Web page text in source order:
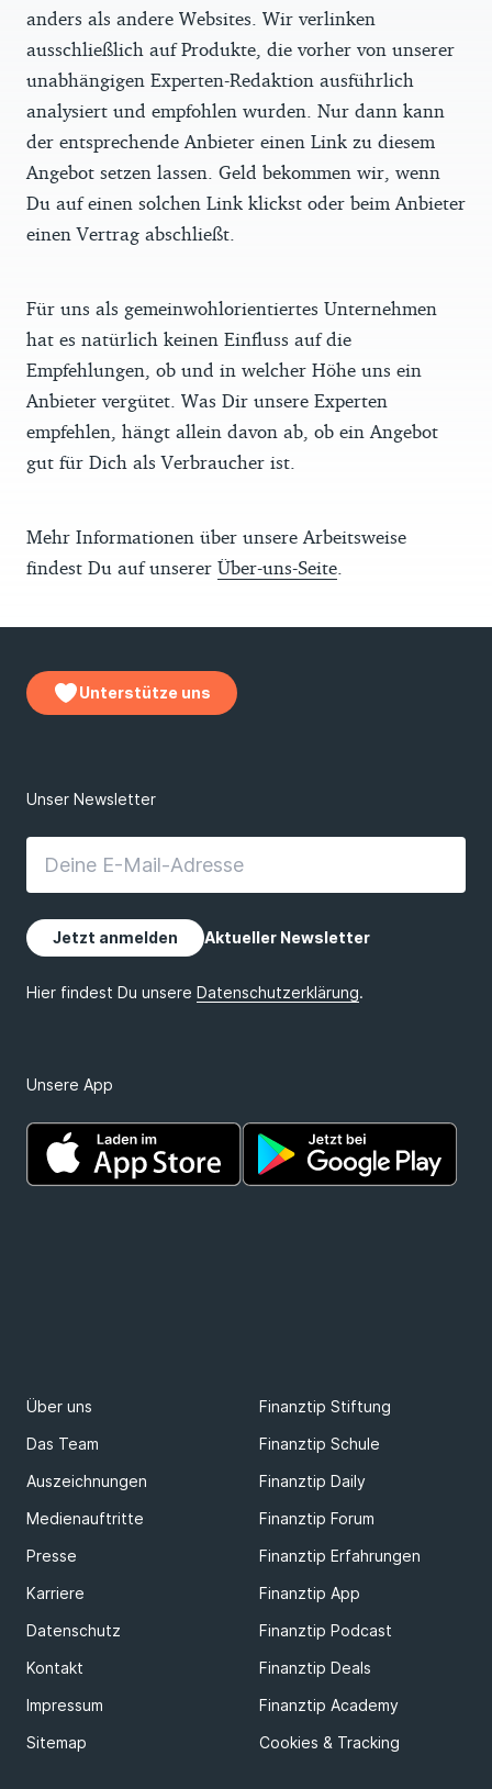
anders als andere Websites. Wir verlinken
ausschließlich auf Produkte, die vorher von unserer
unabhängigen Experten-Redaktion ausführlich
analysiert und empfohlen wurden. Nur dann kann
der entsprechende Anbieter einen Link zu diesem
Angebot setzen lassen. Geld bekommen wir, wenn
Du auf einen solchen Link klickst oder beim Anbieter
einen Vertrag abschließt.
Für uns als gemeinwohlorientiertes Unternehmen
hat es natürlich keinen Einfluss auf die
Empfehlungen, ob und in welcher Höhe uns ein
Anbieter vergütet. Was Dir unsere Experten
empfehlen, hängt allein davon ab, ob ein Angebot
gut für Dich als Verbraucher ist.
Mehr Informationen über unsere Arbeitsweise
findest Du auf unserer Über-uns-Seite
Unterstütze uns
Unsere App
Über uns
Finanztip Stiftung
Das Team
Finanztip Schule
Auszeichnungen
Finanztip Daily
Medienauftritte
Finanztip Forum
Presse
Finanztip Erfahrungen
Karriere
Finanztip App
Datenschutz
Finanztip Podcast
Kontakt
Finanztip Deals
Impressum
Finanztip Academy
Sitemap
Cookies & Tracking